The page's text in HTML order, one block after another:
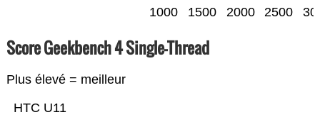
1000 1500 2000 2500
Score Geekbench 4 Single-Thread
Plus élevé = meilleur
HTC U11